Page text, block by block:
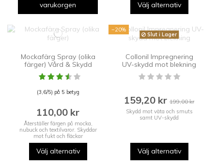
varukorgen
Välj alternativ
Mockafärg Spray (olika
färger) Vård & Skydd
(3,6/5) på 5 betyg
110,00 kr
Återställer färgen på mocka,
nubuck och textilvaror. Skyddar
mot fukt och fläckar
Välj alternativ
−20%
Slut i Lager
Collonil Impregnering
UV-skydd mot blekning
159,20 kr 199,00 kr
Skydd mot väta och smuts
samt UV-skydd
Välj alternativ